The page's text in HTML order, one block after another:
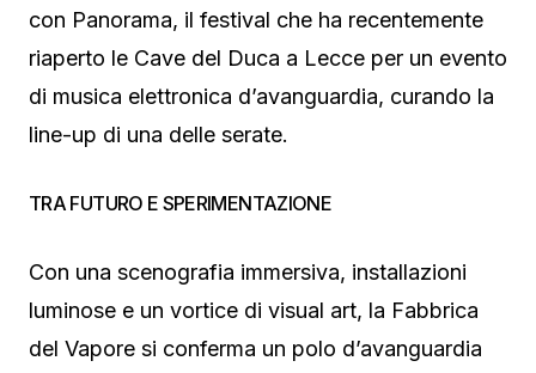
con Panorama, il festival che ha recentemente
riaperto le Cave del Duca a Lecce per un evento
di musica elettronica d’avanguardia, curando la
line-up di una delle serate.
TRA FUTURO E SPERIMENTAZIONE
Con una scenografia immersiva, installazioni
luminose e un vortice di visual art, la Fabbrica
del Vapore si conferma un polo d’avanguardia